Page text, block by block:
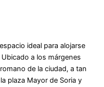
ideal para alojarse
a los márgenes
de la ciudad, a tan
plaza Mayor de Soria y